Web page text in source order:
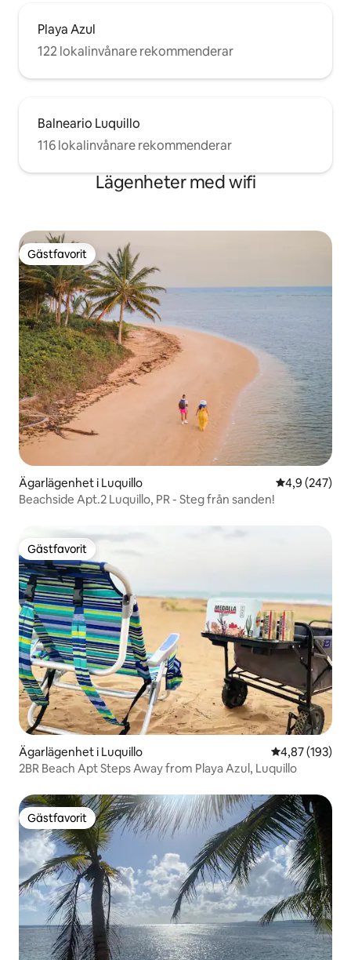
Playa Azul
122 lokalinvånare rekommenderar
Balneario Luquillo
116 lokalinvånare rekommenderar
Lägenheter med wifi
Gästfavorit
Gästfavorit
Ägarlägenhet i Luquillo 4,9 av 5 i
4,9 (247)
Beachside Apt.2 Luquillo, PR - Steg från sanden!
Gästfavorit
Gästfavorit
Ägarlägenhet i Luquillo 4,87 av 5 i
4,87 (193)
2BR Beach Apt Steps Away from Playa Azul, Luquillo
Gästfavorit
Gästfavorit